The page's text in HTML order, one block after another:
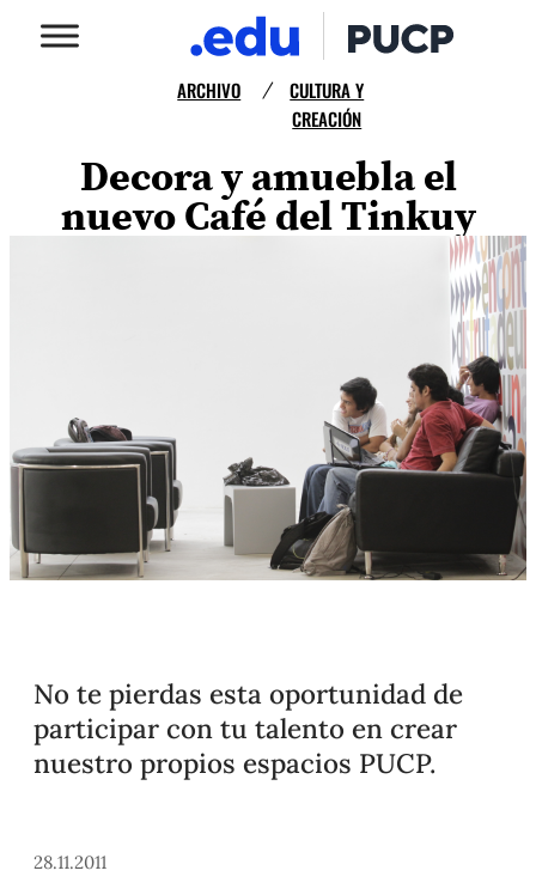
ARCHIVO /
CULTURA Y
CREACIÓN
Decora y amuebla el
nuevo Café del Tinkuy
No te pierdas esta oportunidad de
participar con tu talento en crear
nuestro propios espacios PUCP.
28.11.2011